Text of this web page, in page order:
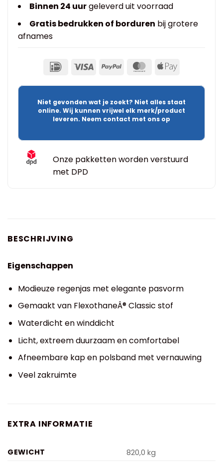
Binnen 24 uurgeleverd uit voorraad
Gratis bedrukken of borduren bij grotere
afnames
Niet gevonden wat je zoekt? Niet alles staat
online. Wij kunnen vrijwel elk merk/product
leveren. Neem contact met ons op
Onze pakketten worden verstuurd
met DPD
BESCHRIJVING
Eigenschappen
Modieuze regenjas met elegante pasvorm
Gemaakt van FlexothaneÂ® Classic stof
Waterdicht en winddicht
Licht, extreem duurzaam en comfortabel
Afneembare kap en polsband met vernauwing
Veel zakruimte
EXTRA INFORMATIE
GEWICHT 820,0 kg